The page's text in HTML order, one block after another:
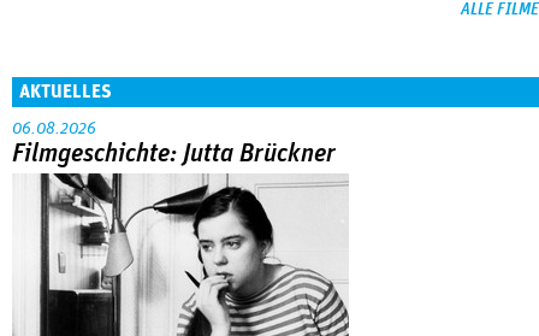
ALLE FILME
AKTUELLES
06.08.2026
Filmgeschichte: Jutta Brückner